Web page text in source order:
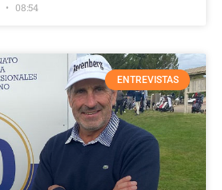
08:54
ENTREVISTAS